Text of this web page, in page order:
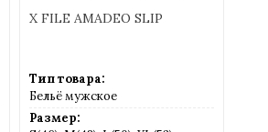
X FILE AMADEO SLIP
Тип товара:
Бельё мужское
Размер: